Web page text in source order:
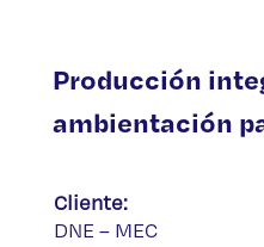
Producción
ambientación
Cliente:
DNE – MEC